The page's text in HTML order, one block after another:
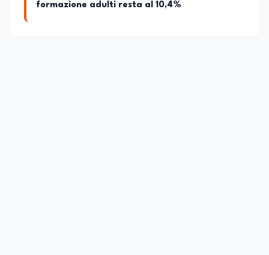
formazione adulti resta al 10,4%